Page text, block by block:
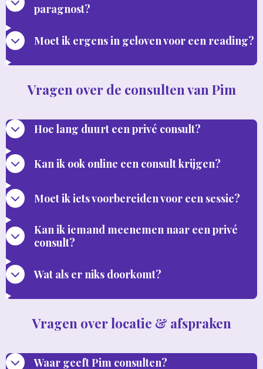
paragnost?
Moet ik ergens in geloven voor een reading?
Vragen over de consulten van Pim
Hoe lang duurt een privé consult?
Kan ik ook online een consult krijgen?
Moet ik iets voorbereiden voor een sessie?
Kan ik iemand meenemen naar een privé
consult?
Wat als er niks doorkomt?
Vragen over locatie & afspraken
Waar geeft Pim consulten?